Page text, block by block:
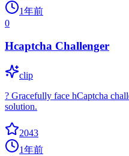
1年前
0
Hcaptcha Challenger
clip
? Gracefully face hCaptcha
solution.
2043
1年前